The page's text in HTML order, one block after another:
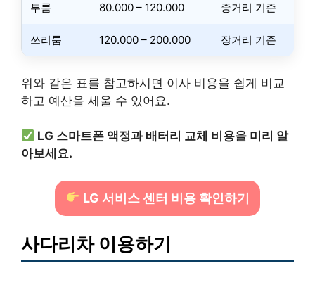
투룸 80.000 – 120.000 중거리 기준
쓰리룸 120.000 – 200.000 장거리 기준
위와 같은 표를 참고하시면 이사 비용을 쉽게 비교
하고 예산을 세울 수 있어요.
LG 스마트폰 액정과 배터리 교체 비용을 미리 알
아보세요.
LG 서비스 센터 비용 확인하기
사다리차 이용하기